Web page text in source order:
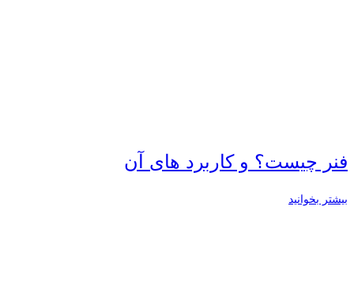
فنر چیست؟ و کاربرد های آن
بیشتر بخوانید